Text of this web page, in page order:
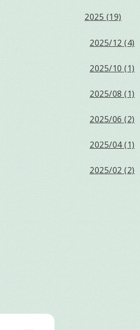
2025 (19)
2025/12 (4)
2025/10 (1)
2025/08 (1)
2025/06 (2)
2025/04 (1)
2025/02 (2)